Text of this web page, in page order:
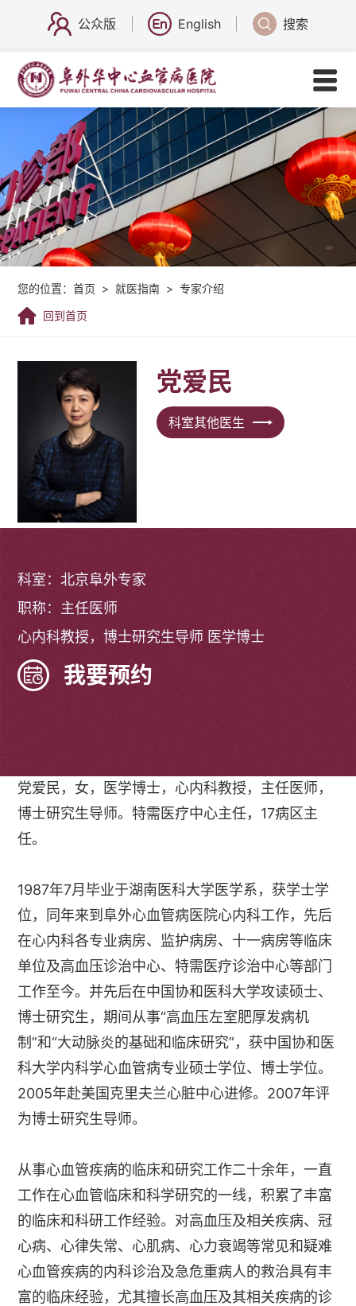
公众版 English 搜索
您的位置：首页 > 就医指南 > 专家介绍
回到首页
党爱民
科室其他医生
科室：北京阜外专家
职称：主任医师
心内科教授，博士研究生导师 医学博士
我要预约
党爱民，女，医学博士，心内科教授，主任医师，
博士研究生导师。特需医疗中心主任，17病区主
任。
1987年7月毕业于湖南医科大学医学系，获学士学
位，同年来到阜外心血管病医院心内科工作，先后
在心内科各专业病房、监护病房、十一病房等临床
单位及高血压诊治中心、特需医疗诊治中心等部门
工作至今。并先后在中国协和医科大学攻读硕士、
博士研究生，期间从事“高血压左室肥厚发病机
制”和“大动脉炎的基础和临床研究”，获中国协和医
科大学内科学心血管病专业硕士学位、博士学位。
2005年赴美国克里夫兰心脏中心进修。2007年评
为博士研究生导师。
从事心血管疾病的临床和研究工作二十余年，一直
工作在心血管临床和科学研究的一线，积累了丰富
的临床和科研工作经验。对高血压及相关疾病、冠
心病、心律失常、心肌病、心力衰竭等常见和疑难
心血管疾病的内科诊治及急危重病人的救治具有丰
富的临床经验，尤其擅长高血压及其相关疾病的诊